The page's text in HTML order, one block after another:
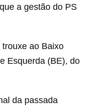
a gestão do PS
ao Baixo
Esquerda (BE), do
da passada